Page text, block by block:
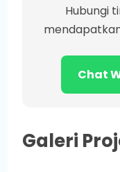
Hubungi
Chat
Galeri